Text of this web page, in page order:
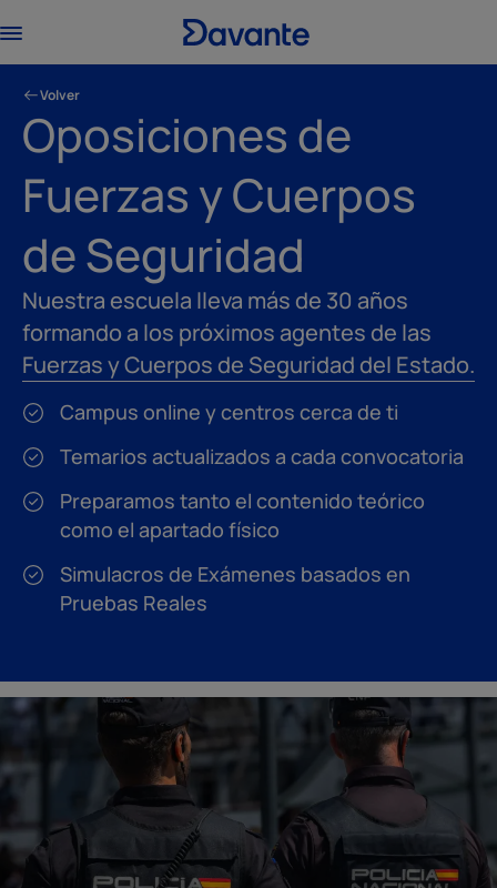
Volver
Oposiciones de
Fuerzas y Cuerpos
de Seguridad
Nuestra escuela lleva más de 30 años
formando a los próximos agentes de las
Fuerzas y Cuerpos de Seguridad del Estado.
Campus online y centros cerca de ti
Temarios actualizados a cada convocatoria
Preparamos tanto el contenido teórico
como el apartado físico
Simulacros de Exámenes basados en
Pruebas Reales